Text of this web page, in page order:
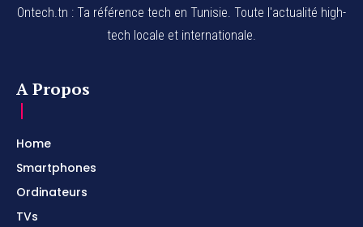
Ontech.tn : Ta référence tech en Tunisie. Toute l'actualité high-
tech locale et internationale.
A Propos
Home
Smartphones
Ordinateurs
TVs